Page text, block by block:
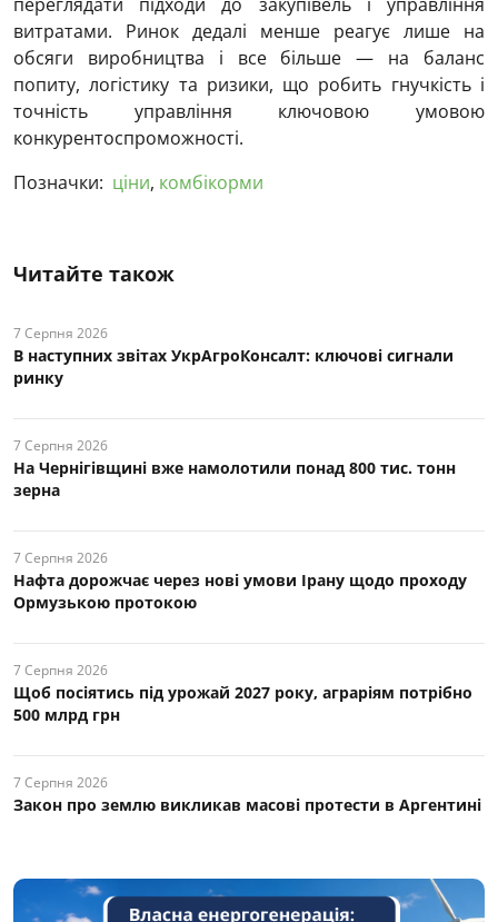
витратами. Ринок дедалі менше реагує лише на
обсяги виробництва і все більше — на баланс
попиту, логістику та ризики, що робить гнучкість і
точність управління ключовою умовою
конкурентоспроможності.
Позначки: ціни, комбікорми
Читайте також
7 Серпня 2026
В наступних звітах УкрАгроКонсалт: ключові cигнали
ринку
7 Серпня 2026
На Чернігівщині вже намолотили понад 800 тис. тонн
зерна
7 Серпня 2026
Нафта дорожчає через нові умови Ірану щодо проходу
Ормузькою протокою
7 Серпня 2026
Щоб посіятись під урожай 2027 року, аграріям потрібно
500 млрд грн
7 Серпня 2026
Закон про землю викликав масові протести в Аргентині